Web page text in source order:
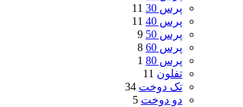
پرس 30
11
پرس 40
11
پرس 50
9
پرس 60
8
پرس 80
1
تفلون 11
تک دوخت 34
دو دوخت 5